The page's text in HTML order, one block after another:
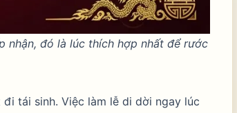
nhận, đó là lúc thích hợp nhất để rước
tái sinh. Việc làm lễ di dời ngay lúc